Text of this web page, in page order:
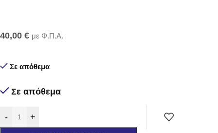
40,00 € με Φ.Π.Α.
Σε απόθεμα
Σε απόθεμα
- +